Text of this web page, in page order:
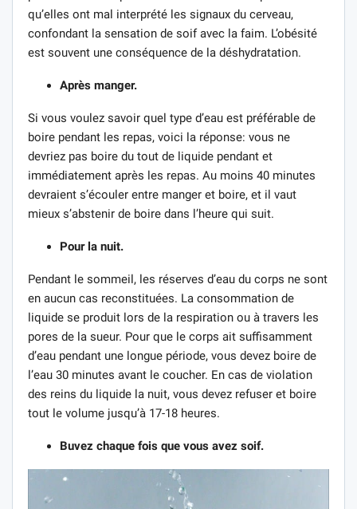
qu’elles ont mal interprété les signaux du cerveau,
confondant la sensation de soif avec la faim. L’obésité
est souvent une conséquence de la déshydratation.
Après manger.
Si vous voulez savoir quel type d’eau est préférable de
boire pendant les repas, voici la réponse: vous ne
devriez pas boire du tout de liquide pendant et
immédiatement après les repas. Au moins 40 minutes
devraient s’écouler entre manger et boire, et il vaut
mieux s’abstenir de boire dans l’heure qui suit.
Pour la nuit.
Pendant le sommeil, les réserves d’eau du corps ne sont
en aucun cas reconstituées. La consommation de
liquide se produit lors de la respiration ou à travers les
pores de la sueur. Pour que le corps ait suffisamment
d’eau pendant une longue période, vous devez boire de
l’eau 30 minutes avant le coucher. En cas de violation
des reins du liquide la nuit, vous devez refuser et boire
tout le volume jusqu’à 17-18 heures.
Buvez chaque fois que vous avez soif.